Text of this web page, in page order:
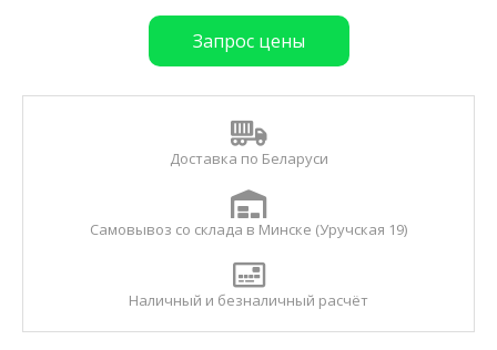
у
Запрос цены
Доставка по Беларуси
Самовывоз со склада в Минске (Уручская 19)
Наличный и безналичный расчёт